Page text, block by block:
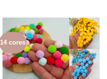
14 cores